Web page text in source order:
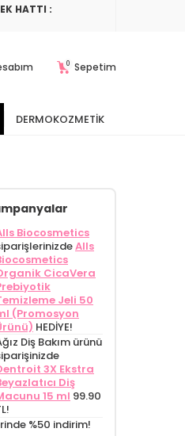
HATTI :
0 Sepetim
DERMOKOZMETIK
Biocosmetics
Alls
CicaVera
Jeli 50
(Promosyon
HEDİYE!
Diş Bakım ürünü
3X Ekstra
Diş
15 ml 99.90
%50 indirim!